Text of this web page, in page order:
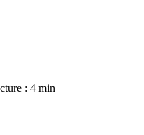
: 4 min